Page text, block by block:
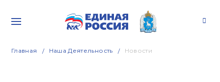
Главная Наша Деятельность Новости